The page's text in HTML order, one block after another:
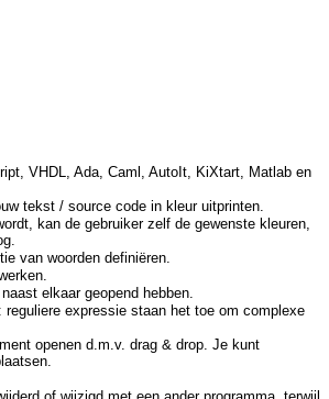
VHDL, Ada, Caml, AutoIt, KiXtart, Matlab en
tekst / source code in kleur uitprinten.
kan de gebruiker zelf de gewenste kleuren,
van woorden definiëren.
elkaar geopend hebben.
expressie staan het toe om complexe
openen d.m.v. drag & drop. Je kunt